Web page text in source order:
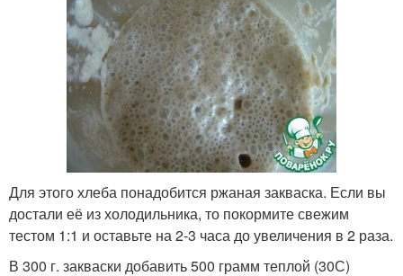
Для этого хлеба понадобится ржаная закваска. Если вы
достали её из холодильника, то покормите свежим
тестом 1:1 и оставьте на 2-3 часа до увеличения в 2 раза.
В 300 г. закваски добавить 500 грамм теплой (30С)